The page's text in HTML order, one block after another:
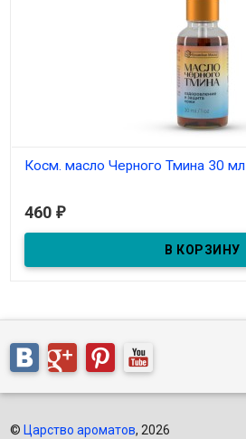
Косм. масло Черного Тмина 30 мл
460 ₽
© Царство ароматов, 2026